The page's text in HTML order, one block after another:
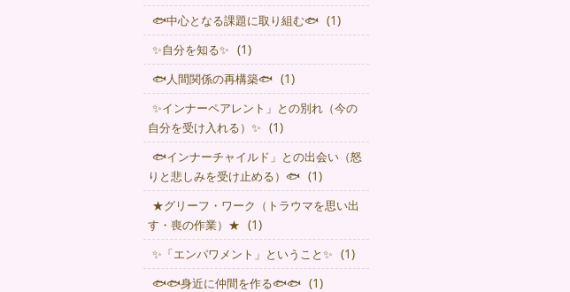
🐟中心となる課題に取り組む🐟 (1)
✨自分を知る✨ (1)
🐟人間関係の再構築🐟 (1)
✨インナーペアレント」との別れ（今の
自分を受け入れる）✨ (1)
🐟インナーチャイルド」との出会い（怒
りと悲しみを受け止める）🐟 (1)
★グリーフ・ワーク（トラウマを思い出
す・喪の作業）★ (1)
✨「エンパワメント」ということ✨ (1)
🐟🐟身近に仲間を作る🐟🐟 (1)